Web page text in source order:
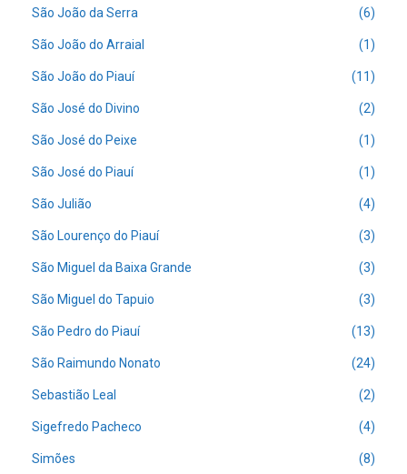
São João da Serra (6)
São João do Arraial (1)
São João do Piauí (11)
São José do Divino (2)
São José do Peixe (1)
São José do Piauí (1)
São Julião (4)
São Lourenço do Piauí (3)
São Miguel da Baixa Grande (3)
São Miguel do Tapuio (3)
São Pedro do Piauí (13)
São Raimundo Nonato (24)
Sebastião Leal (2)
Sigefredo Pacheco (4)
Simões (8)